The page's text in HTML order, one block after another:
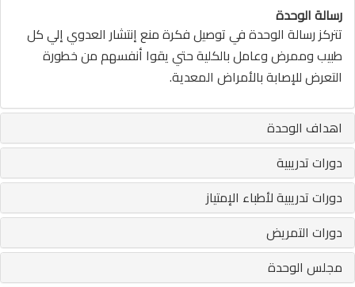
رسالة الوحدة
تتركز رسالة الوحدة في توصيل فكرة منع إنتشار العدوي إلي كل
طبيب وممرض وعامل بالكلية حتي يقوا أنفسهم من خطورة
التعرض للإصابة بالأمراض المعدية.
اهداف الوحدة
دورات تدريبية
دورات تدريبية لأطباء الإمتياز
دورات التمريض
مجلس الوحدة